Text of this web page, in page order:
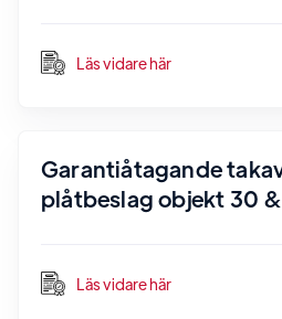
Läs vidare här
Garantiåtagande
plåtbeslag objekt 30
Läs vidare här